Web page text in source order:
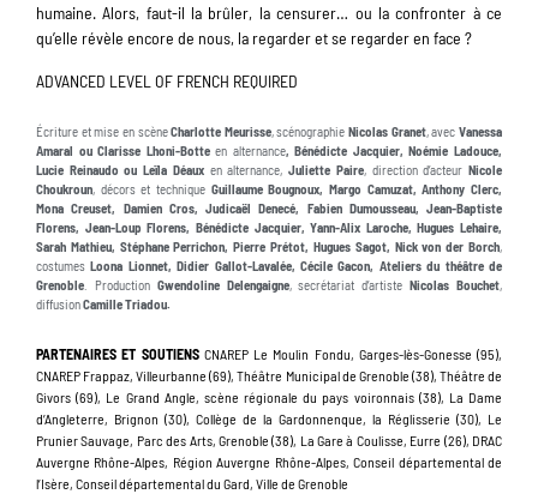
humaine. Alors, faut-il la brûler, la censurer… ou la confronter à ce
qu’elle révèle encore de nous, la regarder et se regarder en face ?
ADVANCED LEVEL OF FRENCH REQUIRED
Écriture et mise en scèneCharlotte Meurisse, scénographieNicolas Granet, avecVanessa
Amaral ou Clarisse Lhoni-Botteen alternance, Bénédicte Jacquier, Noémie Ladouce,
Lucie Reinaudo ou Leïla Déauxen alternance,Juliette Paire, direction d’acteurNicole
Choukroun, décors et technique Guillaume Bougnoux,Margo Camuzat, Anthony Clerc,
Mona Creuset, Damien Cros, Judicaël Denecé, Fabien Dumousseau, Jean-Baptiste
Florens, Jean-Loup Florens, Bénédicte Jacquier, Yann-Alix Laroche, Hugues Lehaire,
Sarah Mathieu, Stéphane Perrichon, Pierre Prétot, Hugues Sagot, Nick von der Borch,
costumesLoona Lionnet, Didier Gallot-Lavalée, Cécile Gacon, Ateliers du théâtre de
Grenoble . Production Gwendoline Delengaigne, secrétariat d’artisteNicolas Bouchet,
diffusionCamille Triadou.
PARTENAIRES ET SOUTIENS CNAREP Le Moulin Fondu, Garges-lès-Gonesse (95),
CNAREP Frappaz, Villeurbanne (69), Théâtre Municipal de Grenoble (38), Théâtre de
Givors (69), Le Grand Angle, scène régionale du pays voironnais (38), La Dame
d’Angleterre, Brignon (30), Collège de la Gardonnenque, la Réglisserie (30), Le
Prunier Sauvage, Parc des Arts, Grenoble (38), La Gare à Coulisse, Eurre (26), DRAC
Auvergne Rhône-Alpes, Région Auvergne Rhône-Alpes, Conseil départemental de
l’Isère, Conseil départemental du Gard, Ville de Grenoble